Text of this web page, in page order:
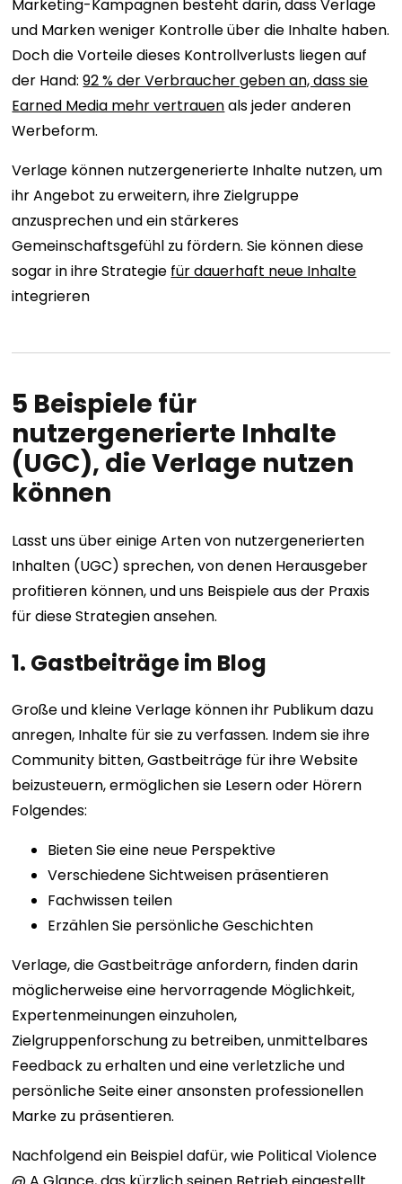
Marketing-Kampagnen besteht darin, dass Verlage
und Marken weniger Kontrolle über die Inhalte haben.
Doch die Vorteile dieses Kontrollverlusts liegen auf
der Hand:92 % der Verbraucher geben an, dass sie
Earned Media mehr vertrauenals jeder anderen
Werbeform.
Verlage können nutzergenerierte Inhalte nutzen, um
ihr Angebot zu erweitern, ihre Zielgruppe
anzusprechen und ein stärkeres
Gemeinschaftsgefühl zu fördern. Sie können diese
sogar in ihre Strategie für dauerhaft neue Inhalte
integrieren
5 Beispiele für
nutzergenerierte Inhalte
(UGC), die Verlage nutzen
können
Lasst uns über einige Arten von nutzergenerierten
Inhalten (UGC) sprechen, von denen Herausgeber
profitieren können, und uns Beispiele aus der Praxis
für diese Strategien ansehen.
1. Gastbeiträge im Blog
Große und kleine Verlage können ihr Publikum dazu
anregen, Inhalte für sie zu verfassen. Indem sie ihre
Community bitten, Gastbeiträge für ihre Website
beizusteuern, ermöglichen sie Lesern oder Hörern
Folgendes:
Bieten Sie eine neue Perspektive
Verschiedene Sichtweisen präsentieren
Fachwissen teilen
Erzählen Sie persönliche Geschichten
Verlage, die Gastbeiträge anfordern, finden darin
möglicherweise eine hervorragende Möglichkeit,
Expertenmeinungen einzuholen,
Zielgruppenforschung zu betreiben, unmittelbares
Feedback zu erhalten und eine verletzliche und
persönliche Seite einer ansonsten professionellen
Marke zu präsentieren.
Nachfolgend ein Beispiel dafür, wie Political Violence